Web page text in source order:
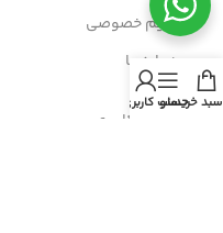
- حریم خصوصی
- درباره ما
- حساب کاربری
سبد خریدمنو
حساب کاربری من